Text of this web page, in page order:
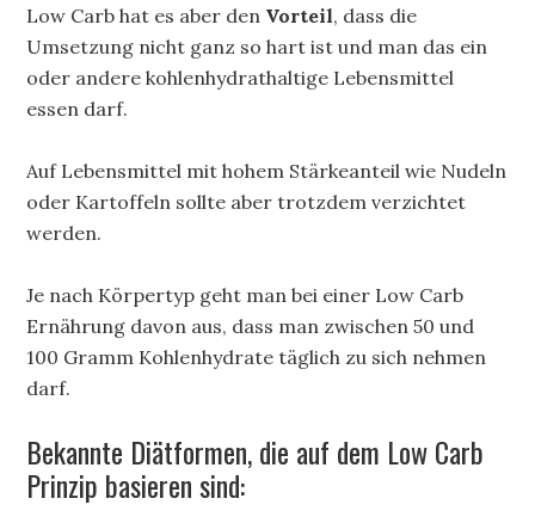
Low Carb hat es aber den Vorteil, dass die
Umsetzung nicht ganz so hart ist und man das ein
oder andere kohlenhydrathaltige Lebensmittel
essen darf.
Auf Lebensmittel mit hohem Stärkeanteil wie Nudeln
oder Kartoffeln sollte aber trotzdem verzichtet
werden.
Je nach Körpertyp geht man bei einer Low Carb
Ernährung davon aus, dass man zwischen 50 und
100 Gramm Kohlenhydrate täglich zu sich nehmen
darf.
Bekannte Diätformen, die auf dem Low Carb
Prinzip basieren sind: